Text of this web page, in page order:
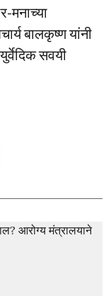
मनाच्या
बालकृष्ण यांनी
सवयी